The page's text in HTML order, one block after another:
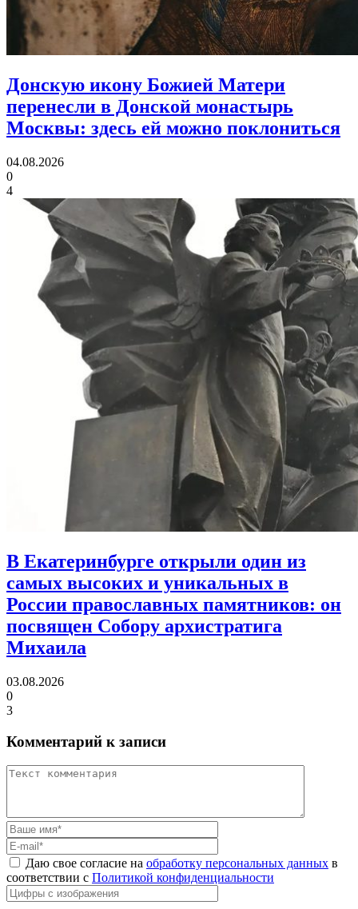
Донскую икону Божией Матери
перенесли в Донской монастырь
Москвы: здесь ей можно поклониться
04.08.2026
0
4
В Екатеринбурге открыли один из
самых высоких и уникальных в
России православных памятников: он
посвящен Собору архистратига
Михаила
03.08.2026
0
3
Комментарий к записи
Даю свое согласие на обработку персональных данных в
соответствии с Политикой конфиденциальности